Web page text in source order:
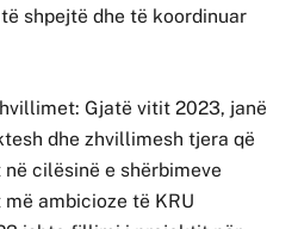
shpejtë dhe të koordinuar
Gjatë vitit 2023, janë
dhe zhvillimesh tjera që
cilësinë e shërbimeve
ambicioze të KRU